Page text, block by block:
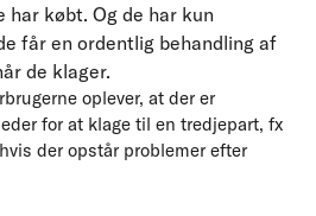
købt. Og de har kun
får en ordentlig behandling af
de klager.
oplever, at der er
for at klage til en tredjepart, fx
der opstår problemer efter